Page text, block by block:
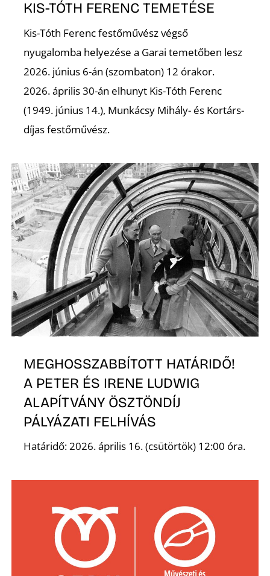
KIS-TÓTH FERENC TEMETÉSE
Kis-Tóth Ferenc festőművész végső
nyugalomba helyezése a Garai temetőben lesz
2026. június 6-án (szombaton) 12 órakor.
2026. április 30-án elhunyt Kis-Tóth Ferenc
(1949. június 14.), Munkácsy Mihály- és Kortárs-
díjas festőművész.
MEGHOSSZABBÍTOTT HATÁRIDŐ!
A PETER ÉS IRENE LUDWIG
ALAPÍTVÁNY ÖSZTÖNDÍJ
PÁLYÁZATI FELHÍVÁS
Határidő: 2026. április 16. (csütörtök) 12:00 óra.